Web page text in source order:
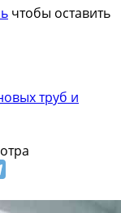
чтобы оставить
труб и